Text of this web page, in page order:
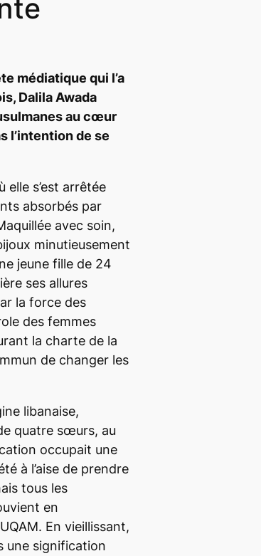
médiatique qui l’a
Dalila Awada
au cœur
l’intention de se
s’est arrêtée
absorbés par
avec soin,
minutieusement
jeune fille de 24
ses allures
la force des
des femmes
la charte de la
de changer les
libanaise,
quatre sœurs, au
occupait une
à l’aise de prendre
tous les
en
En vieillissant,
une signification